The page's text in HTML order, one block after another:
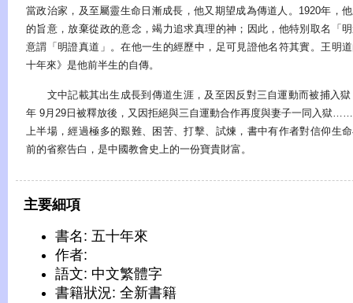
當政治家，及至屬靈生命日漸成長，他又期望成為傳道人。1920年，
的旨意，放棄從政的意念，竭力追求真理的神；因此，他特別取名「
意謂「明證真道」。在他一生的經歷中，足可見證他名符其實。王明
十年來》是他前半生的自傳。
文中記載其出生成長到傳道生涯，及至因反對三自運動而被捕入獄
年 9月29日被釋放後，又因拒絕與三自運動合作再度與妻子一同入獄
上半場，經過極多的艱難、困苦、打擊、試煉，書中有作者對信仰生
前的省察告白，是中國教會史上的一份寶貴財富。
主要細項
書名: 五十年來
作者:
語文: 中文繁體字
書籍狀況: 全新書籍